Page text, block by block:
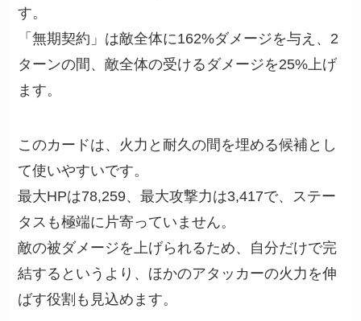
す。
「無期契約」は敵全体に162%ダメージを与え、2
ターンの間、敵全体の受けるダメージを25%上げ
ます。
このカードは、火力と耐久の間を埋める候補とし
て使いやすいです。
最大HPは78,259、最大攻撃力は3,417で、ステー
タスも極端に片寄っていません。
敵の被ダメージを上げられるため、自分だけで完
結するというより、ほかのアタッカーの火力を伸
ばす役割も見込めます。